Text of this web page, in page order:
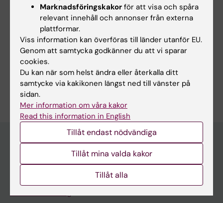
Uppdaterad av:
Webb Admin 2018-09-21
Dela
Upptäck KI
Marknadsföringskakor för att visa och spåra
relevant innehåll och annonser från externa
plattformar.
Viss information kan överföras till länder utanför EU.
Genom att samtycka godkänner du att vi sparar
cookies.
Du kan när som helst ändra eller återkalla ditt
samtycke via kakikonen längst ned till vänster på
sidan.
Mer information om våra kakor
Read this information in English
Tillåt endast nödvändiga
Tillåt mina valda kakor
Tillåt alla